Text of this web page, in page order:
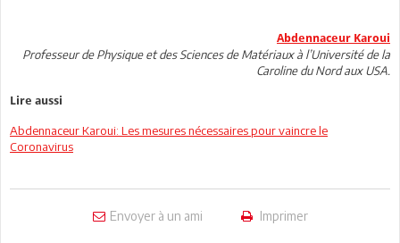
Abdennaceur Karoui
Professeur de Physique et des Sciences de Matériaux à l’Université de la
Caroline du Nord aux USA.
Lire aussi
Abdennaceur Karoui: Les mesures nécessaires pour vaincre le
Coronavirus
Envoyer à un ami Imprimer